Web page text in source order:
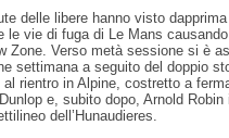
delle libere hanno visto
le vie di fuga di Le Mans
Zone. Verso metà sessione si è
settimana a seguito del doppio
al rientro in Alpine, costretto a
e, subito dopo, Arnold
dell’Hunaudieres.